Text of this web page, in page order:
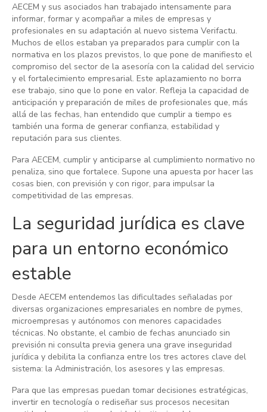
AECEM y sus asociados han trabajado intensamente para
informar, formar y acompañar a miles de empresas y
profesionales en su adaptación al nuevo sistema Verifactu.
Muchos de ellos estaban ya preparados para cumplir con la
normativa en los plazos previstos, lo que pone de manifiesto el
compromiso del sector de la asesoría con la calidad del servicio
y el fortalecimiento empresarial. Este aplazamiento no borra
ese trabajo, sino que lo pone en valor. Refleja la capacidad de
anticipación y preparación de miles de profesionales que, más
allá de las fechas, han entendido que cumplir a tiempo es
también una forma de generar confianza, estabilidad y
reputación para sus clientes.
Para AECEM, cumplir y anticiparse al cumplimiento normativo no
penaliza, sino que fortalece. Supone una apuesta por hacer las
cosas bien, con previsión y con rigor, para impulsar la
competitividad de las empresas.
La seguridad jurídica es clave
para un entorno económico
estable
Desde AECEM entendemos las dificultades señaladas por
diversas organizaciones empresariales en nombre de pymes,
microempresas y autónomos con menores capacidades
técnicas. No obstante, el cambio de fechas anunciado sin
previsión ni consulta previa genera una grave inseguridad
jurídica y debilita la confianza entre los tres actores clave del
sistema: la Administración, los asesores y las empresas.
Para que las empresas puedan tomar decisiones estratégicas,
invertir en tecnología o rediseñar sus procesos necesitan